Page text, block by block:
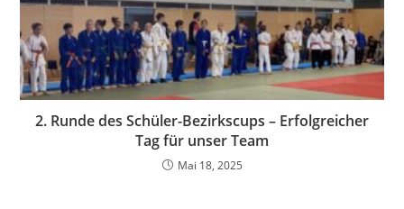
2. Runde des Schüler-Bezirkscups – Erfolgreicher
Tag für unser Team
Mai 18, 2025